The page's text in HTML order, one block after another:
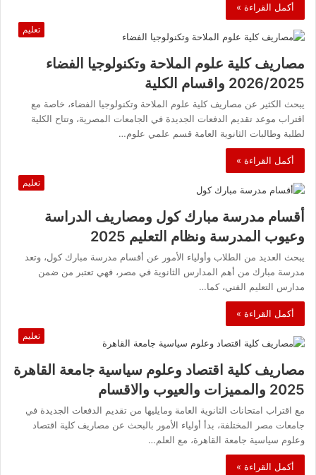
أكمل القراءة »
تعليم
مصاريف كلية علوم الملاحة وتكنولوجيا الفضاء
2026/2025 واقسام الكلية
يبحث الكثير عن مصاريف كلية علوم الملاحة وتكنولوجيا الفضاء، خاصة مع
اقتراب موعد تقديم الدفعات الجديدة في الجامعات المصرية، وتتاح الكلية
لطلبة وطالبات الثانوية العامة قسم علمي علوم…
أكمل القراءة »
تعليم
أقسام مدرسة مبارك كول ومصاريف الدراسة
وعيوب المدرسة ونظام التعليم 2025
يبحث العديد من الطلاب وأولياء الأمور عن أقسام مدرسة مبارك كول، وتعد
مدرسة مبارك من أهم المدارس الثانوية في مصر، فهي تعتبر من ضمن
مدارس التعليم الفني، كما…
أكمل القراءة »
تعليم
مصاريف كلية اقتصاد وعلوم سياسية جامعة القاهرة
2025 والمميزات والعيوب والاقسام
مع اقتراب امتحانات الثانوية العامة ومايليها من تقديم الدفعات الجديدة في
جامعات مصر المختلفة، بدأ أولياء الأمور بالبحث عن مصاريف كلية اقتصاد
وعلوم سياسية جامعة القاهرة، مع العلم…
أكمل القراءة »